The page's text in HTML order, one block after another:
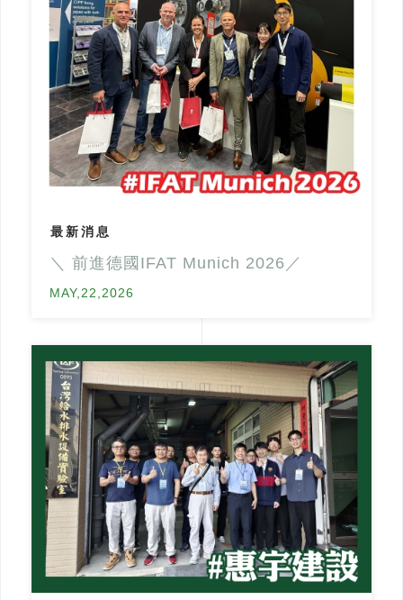
最新消息
＼ 前進德國IFAT Munich 2026／
MAY,22,2026